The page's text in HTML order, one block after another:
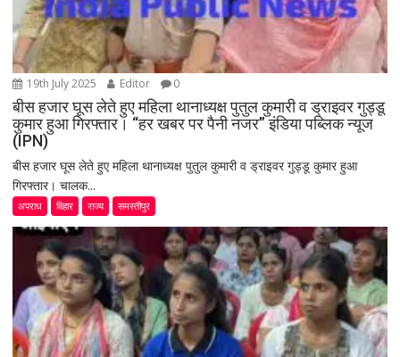
19th July 2025 Editor 0
बीस हजार घूस लेते हुए महिला थानाध्यक्ष पुतुल कुमारी व ड्राइवर गुड्डू
कुमार हुआ गिरफ्तार। “हर खबर पर पैनी नजर” इंडिया पब्लिक न्यूज
(IPN)
बीस हजार घूस लेते हुए महिला थानाध्यक्ष पुतुल कुमारी व ड्राइवर गुड्डू कुमार हुआ
गिरफ्तार। चालक...
अपराध बिहार राज्य समस्तीपुर